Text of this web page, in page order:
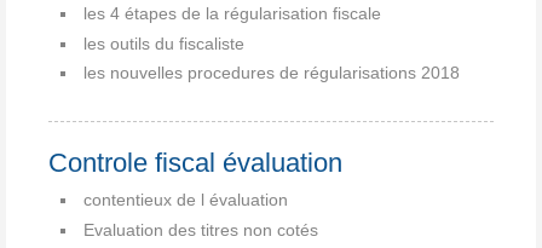
les 4 étapes de la régularisation fiscale
les outils du fiscaliste
les nouvelles procedures de régularisations 2018
Controle fiscal évaluation
contentieux de l évaluation
Evaluation des titres non cotés